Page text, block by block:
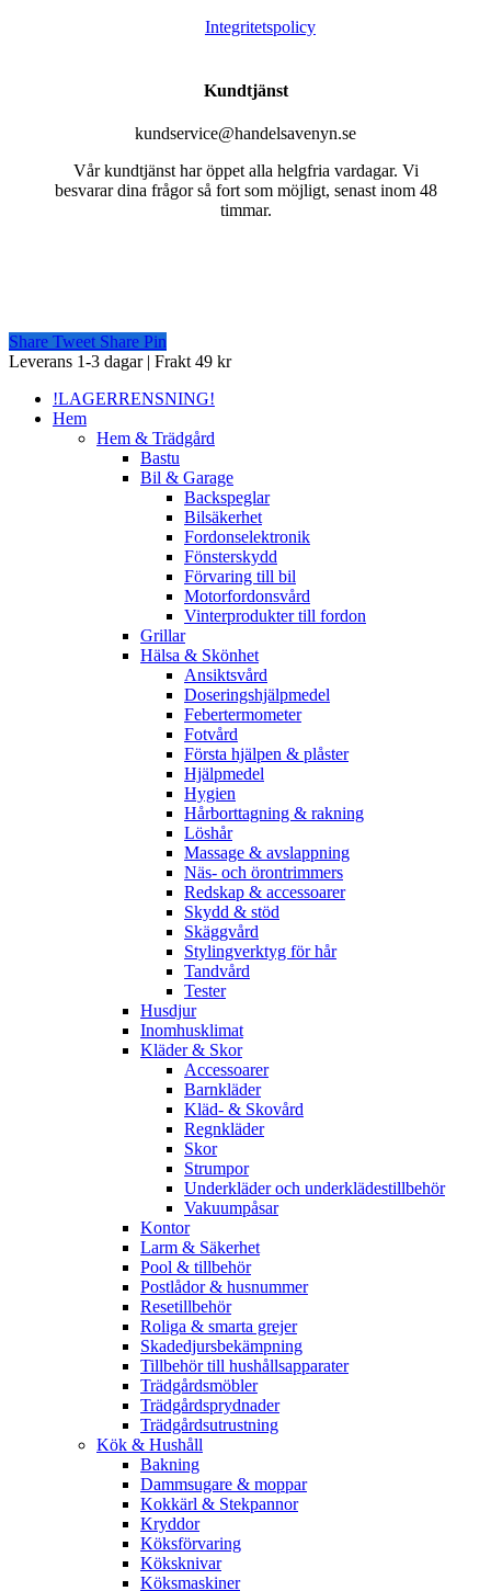
Integritetspolicy
Kundtjänst
kundservice@handelsavenyn.se
Vår kundtjänst har öppet alla helgfria vardagar. Vi
besvarar dina frågor så fort som möjligt, senast inom 48
timmar.
Share Tweet Share Pin
Close
Leverans 1-3 dagar | Frakt 49 kr
!LAGERRENSNING!
Hem
Hem & Trädgård
Bastu
Bil & Garage
Backspeglar
Bilsäkerhet
Fordonselektronik
Fönsterskydd
Förvaring till bil
Motorfordonsvård
Vinterprodukter till fordon
Grillar
Hälsa & Skönhet
Ansiktsvård
Doseringshjälpmedel
Febertermometer
Fotvård
Första hjälpen & plåster
Hjälpmedel
Hygien
Hårborttagning & rakning
Löshår
Massage & avslappning
Näs- och örontrimmers
Redskap & accessoarer
Skydd & stöd
Skäggvård
Stylingverktyg för hår
Tandvård
Tester
Husdjur
Inomhusklimat
Kläder & Skor
Accessoarer
Barnkläder
Kläd- & Skovård
Regnkläder
Skor
Strumpor
Underkläder och underklädestillbehör
Vakuumpåsar
Kontor
Larm & Säkerhet
Pool & tillbehör
Postlådor & husnummer
Resetillbehör
Roliga & smarta grejer
Skadedjursbekämpning
Tillbehör till hushållsapparater
Trädgårdsmöbler
Trädgårdsprydnader
Trädgårdsutrustning
Kök & Hushåll
Bakning
Dammsugare & moppar
Kokkärl & Stekpannor
Kryddor
Köksförvaring
Köksknivar
Köksmaskiner